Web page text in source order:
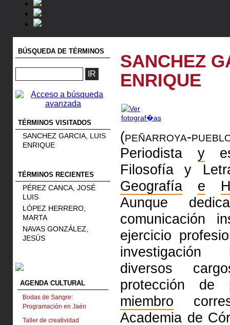
BÚSQUEDA DE TÉRMINOS
TÉRMINOS VISITADOS
SANCHEZ GARCIA, LUIS
ENRIQUE
TÉRMINOS RECIENTES
PÉREZ CANCA, JOSÉ
LUIS
LÓPEZ HERRERO,
MARTA
NAVAS GONZÁLEZ,
JESÚS
AGENDA CULTURAL
Bodas de Sangre:
Programación en Jaén
Taller de creatividad
SANCHEZ
ENRIQUE
(peñarroya-
Periodista y
Filosofía y
Geografía
e
Aunque
comunicación
ejercicio
investigación
diversos
protección de
miembro
Academia de